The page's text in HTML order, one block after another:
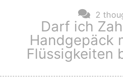
2
Darf ich
Handgepäck
Flüssigkeiten